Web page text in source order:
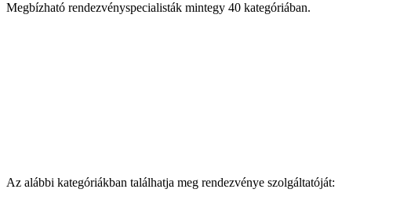
Megbízható rendezvényspecialisták mintegy 40 kategóriában.
Az alábbi kategóriákban találhatja meg rendezvénye szolgáltatóját: